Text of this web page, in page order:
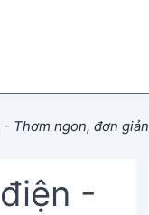
Thơm ngon, đơn giản
-